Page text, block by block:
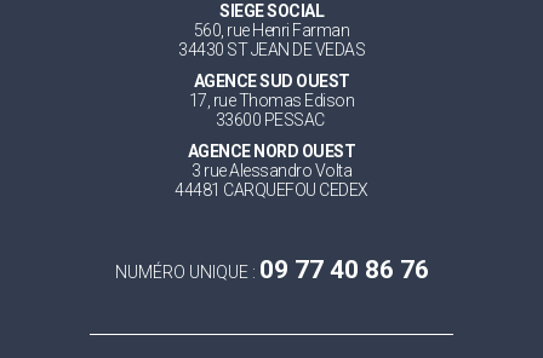
SIEGE SOCIAL
560, rue Henri Farman
34430 ST JEAN DE VEDAS
AGENCE SUD OUEST
17, rue Thomas Edison
33600 PESSAC
AGENCE NORD OUEST
3 rue Alessandro Volta
44481 CARQUEFOU CEDEX
NUMÉRO UNIQUE : 09 77 40 86 76